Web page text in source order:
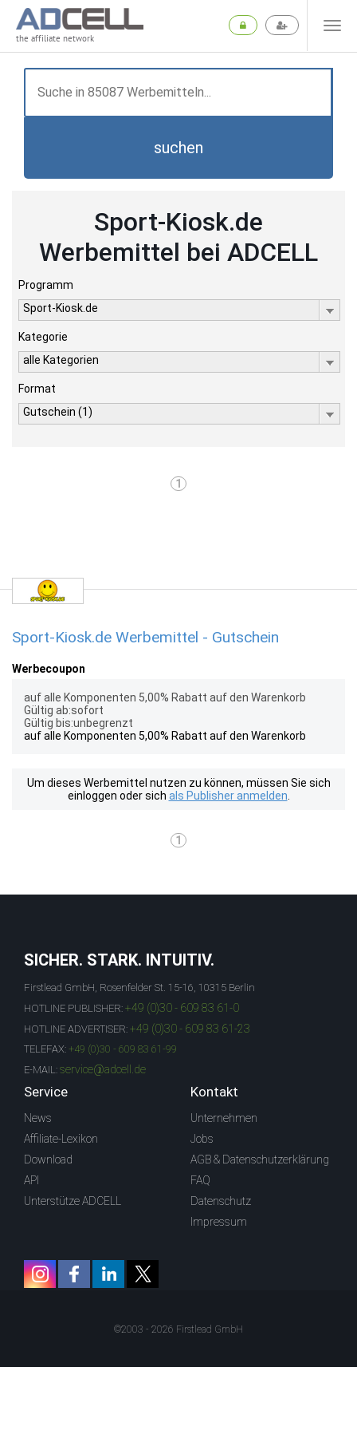
the affiliate network
suchen
Sport-Kiosk.de
Werbemittel bei ADCELL
Programm
Sport-Kiosk.de
Kategorie
alle Kategorien
Format
Gutschein (1)
1
Sport-Kiosk.de Werbemittel - Gutschein
Werbecoupon
auf alle Komponenten 5,00% Rabatt auf den Warenkorb
Gültig ab:sofort
Gültig bis:unbegrenzt
auf alle Komponenten 5,00% Rabatt auf den Warenkorb
Um dieses Werbemittel nutzen zu können, müssen Sie sich
einloggen oder sich als Publisher anmelden
1
SICHER. STARK. INTUITIV.
Firstlead GmbH, Rosenfelder St. 15-16, 10315 Berlin
HOTLINE PUBLISHER: +49 (0)30 - 609 83 61-0
HOTLINE ADVERTISER: +49 (0)30 - 609 83 61-23
TELEFAX: +49 (0)30 - 609 83 61-99
E-MAIL: service@adcell.de
Service
News
Affiliate-Lexikon
Download
API
Unterstütze ADCELL
Kontakt
Unternehmen
Jobs
AGB & Datenschutzerklärung
FAQ
Datenschutz
Impressum
©2003 - 2026 Firstlead GmbH